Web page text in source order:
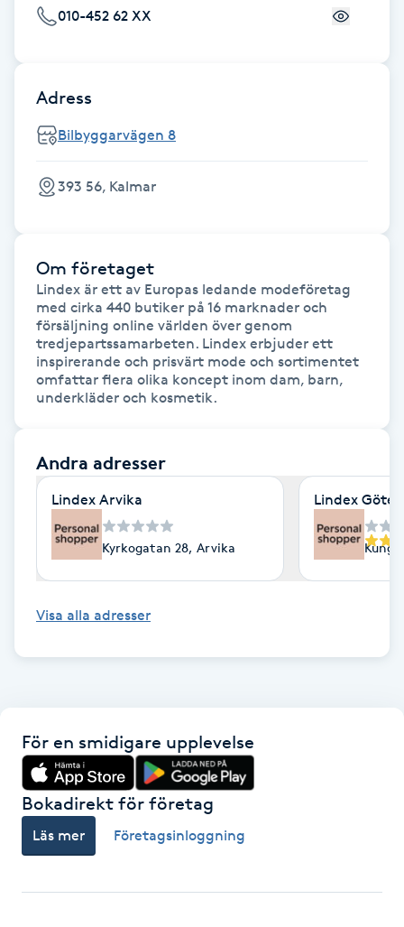
Cryoterapi
Dermapen
Diamantslipning
Enzympeeling
Extensions
Extensions borttagning
Face framing
Faceliftmassage
Fet hårbotten
Fillers
Fotmassage
Fotsvamp
010-452 62 XX
Adress
Bilbyggarvägen 8
393 56, Kalmar
Om företaget
Lindex är ett av Europas ledande modeföretag
med cirka 440 butiker på 16 marknader och
försäljning online världen över genom
tredjepartssamarbeten. Lindex erbjuder ett
inspirerande och prisvärt mode och sortimentet
omfattar flera olika koncept inom dam, barn,
underkläder och kosmetik.
Andra adresser
Lindex Arvika
Kyrkogatan 28, Arvika
Lindex
Visa alla adresser
För en smidigare upplevelse
Bokadirekt för företag
Läs mer Företagsinloggning